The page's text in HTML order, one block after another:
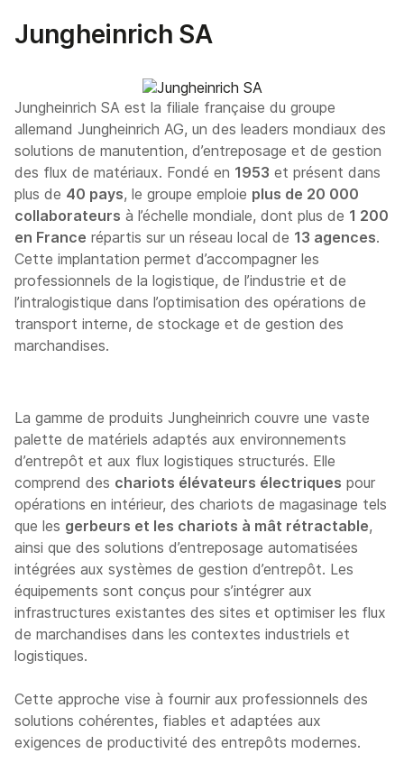
Jungheinrich SA
Jungheinrich SA est la filiale française du groupe
allemand Jungheinrich AG, un des leaders mondiaux des
solutions de manutention, d’entreposage et de gestion
des flux de matériaux. Fondé en 1953 et présent dans
plus de 40 pays, le groupe emploie plus de 20 000
collaborateurs à l’échelle mondiale, dont plus de 1 200
en France répartis sur un réseau local de 13 agences.
Cette implantation permet d’accompagner les
professionnels de la logistique, de l’industrie et de
l’intralogistique dans l’optimisation des opérations de
transport interne, de stockage et de gestion des
marchandises.
La gamme de produits Jungheinrich couvre une vaste
palette de matériels adaptés aux environnements
d’entrepôt et aux flux logistiques structurés. Elle
comprend des chariots élévateurs électriques pour
opérations en intérieur, des chariots de magasinage tels
que les gerbeurs et les chariots à mât rétractable,
ainsi que des solutions d’entreposage automatisées
intégrées aux systèmes de gestion d’entrepôt. Les
équipements sont conçus pour s’intégrer aux
infrastructures existantes des sites et optimiser les flux
de marchandises dans les contextes industriels et
logistiques.
Cette approche vise à fournir aux professionnels des
solutions cohérentes, fiables et adaptées aux
exigences de productivité des entrepôts modernes.